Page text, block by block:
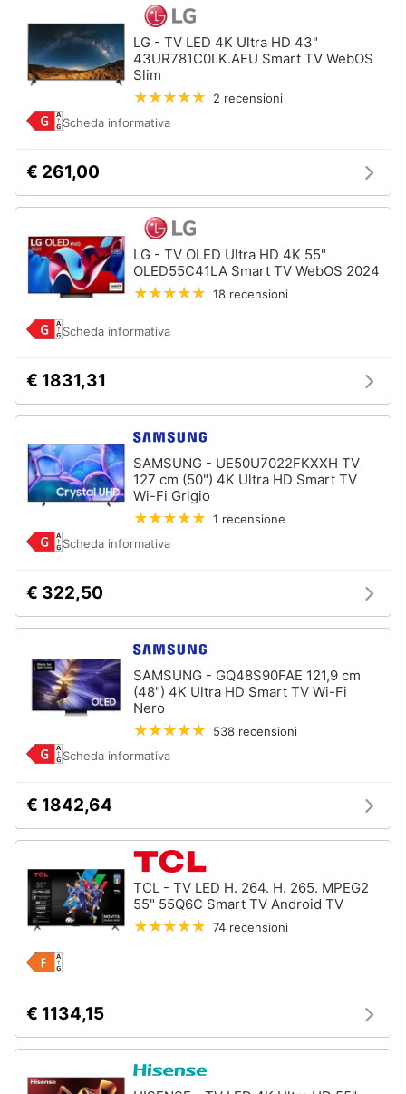
LG - TV LED 4K Ultra HD 43"
43UR781C0LK.AEU Smart TV WebOS
Slim
2 recensioni
Scheda informativa
€ 261,00
LG - TV OLED Ultra HD 4K 55"
OLED55C41LA Smart TV WebOS 2024
18 recensioni
Scheda informativa
€ 1831,31
SAMSUNG - UE50U7022FKXXH TV
127 cm (50") 4K Ultra HD Smart TV
Wi-Fi Grigio
1 recensione
Scheda informativa
€ 322,50
SAMSUNG - GQ48S90FAE 121,9 cm
(48") 4K Ultra HD Smart TV Wi-Fi
Nero
538 recensioni
Scheda informativa
€ 1842,64
TCL - TV LED H. 264. H. 265. MPEG2
55" 55Q6C Smart TV Android TV
74 recensioni
€ 1134,15